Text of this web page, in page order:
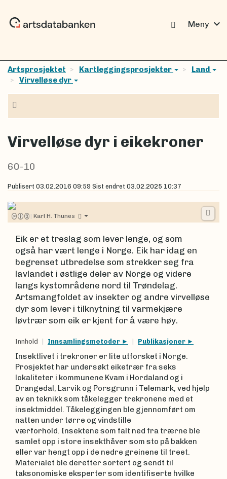
Meny expand_more
Artsprosjektet Kartleggingsprosjekter
Land
Virvelløse dyr
Virvelløse dyr i eikekroner
60-10
Publisert 03.02.2016 09:59 Sist endret 03.02.2025 10:37
| Karl H. Thunes
Eik er et treslag som lever lenge, og som
også har vært lenge i Norge. Eik har idag en
begrenset utbredelse som strekker seg fra
lavlandet i østlige deler av Norge og videre
langs kystområdene nord til Trøndelag.
Artsmangfoldet av insekter og andre virvelløse
dyr som lever i tilknytning til varmekjære
løvtrær som eik er kjent for å være høy.
Innhold Innsamlingsmetoder Publikasjoner
Insektlivet i trekroner er lite utforsket i Norge.
Prosjektet har undersøkt eiketrær fra seks
lokaliteter i kommunene Kvam i Hordaland og i
Drangedal, Larvik og Porsgrunn i Telemark, ved hjelp
av en teknikk som tåkelegger trekronene med et
insektmiddel. Tåkeleggingen ble gjennomført om
natten under tørre og vindstille
værforhold. Insektene som falt ned fra trærne ble
samlet opp i store insekthåver som sto på bakken
eller var hengt opp i de nedre greinene til treet.
Materialet ble deretter sortert og sendt til
taksonomiske eksperter som identifiserte hvilke